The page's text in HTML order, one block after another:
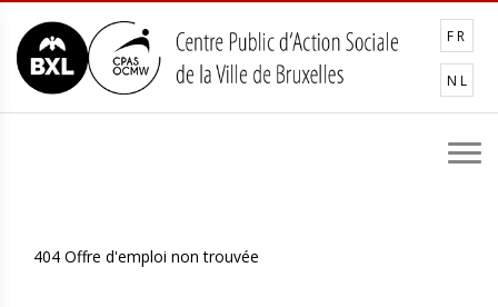
Aller au contenu
FR
NL
404 Offre d'emploi non trouvée